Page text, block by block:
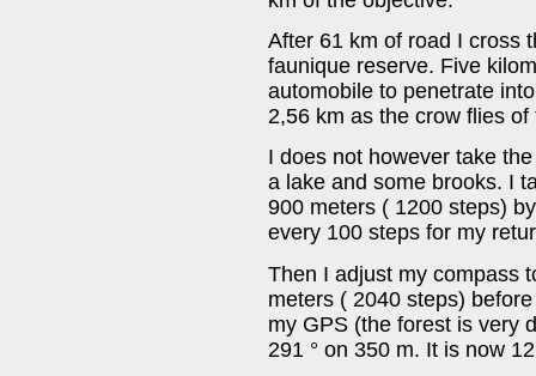
After 61 km of road I cross
faunique reserve. Five
automobile to penetrate
2,56 km as the crow flies
I does not however take
a lake and some brooks. I
900 meters ( 1200 steps)
every 100 steps for my
Then I adjust my compass
meters ( 2040 steps)
my GPS (the forest is very
291 ° on 350 m. It is now